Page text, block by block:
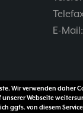
E-Mail:
Wir verwenden daher
Webseite
ggfs. von diesem